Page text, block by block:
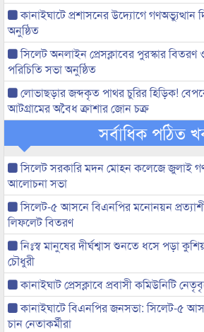
কানাইঘাটে প্রশাসনের উদ্যোগে
অনুষ্ঠিত
সিলেট অনলাইন প্রেসক্লাবের পুরস্কার
পরিচিতি সভা অনুষ্ঠিত
লোভাছড়ার জব্দকৃত পাথর চুরির হিড়িক!
আটগ্রামের অবৈধ ক্রাশার জোন চক্র
সর্বাধিক পঠিত
সিলেট সরকারি মদন মোহন কলেজে জুলাই
আলোচনা সভা
সিলেট-৫ আসনে বিএনপির মনোনয়ন
লিফলেট বিতরণ
নিঃস্ব মানুষের দীর্ঘশ্বাস শুনতে ধসে পড়া
চৌধুরী
কানাইঘাট প্রেসক্লাবে প্রবাসী কমিউনিটি
কানাইঘাটে বিএনপির জনসভা: সিলেট-৫
চান নেতাকর্মীরা